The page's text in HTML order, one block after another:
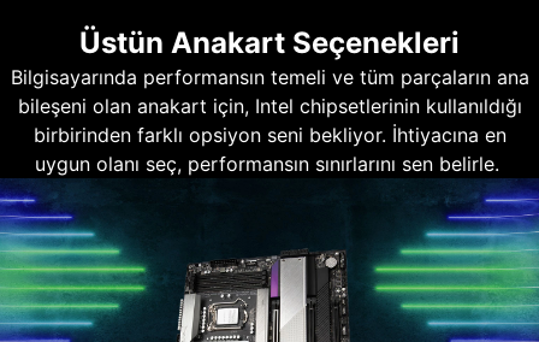
Üstün Anakart Seçenekleri
Bilgisayarında performansın temeli ve tüm parçaların ana
bileşeni olan anakart için, Intel chipsetlerinin kullanıldığı
birbirinden farklı opsiyon seni bekliyor. İhtiyacına en
uygun olanı seç, performansın sınırlarını sen belirle.